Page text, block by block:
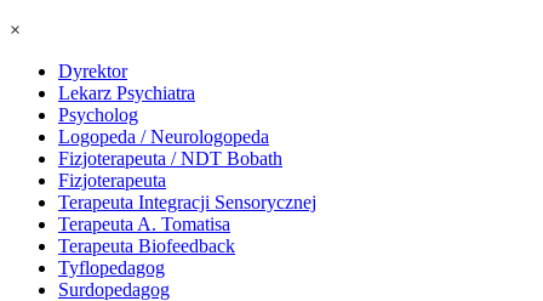
×
Dyrektor
Lekarz Psychiatra
Psycholog
Logopeda / Neurologopeda
Fizjoterapeuta / NDT Bobath
Fizjoterapeuta
Terapeuta Integracji Sensorycznej
Terapeuta A. Tomatisa
Terapeuta Biofeedback
Tyflopedagog
Surdopedagog